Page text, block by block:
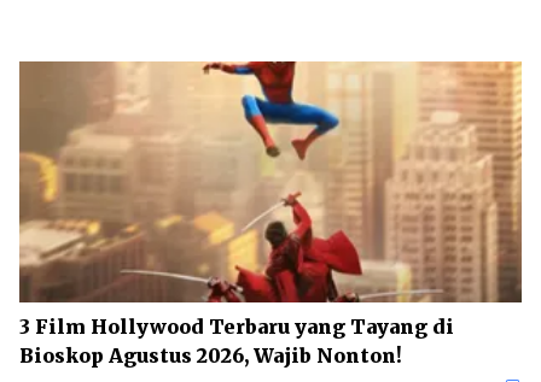
3 Film Hollywood Terbaru yang Tayang di
Bioskop Agustus 2026, Wajib Nonton!